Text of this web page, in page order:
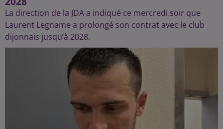
La direction de la JDA a indiqué ce mercredi soir que
Laurent Legname a prolongé son contrat avec le club
dijonnais jusqu’à 2028.